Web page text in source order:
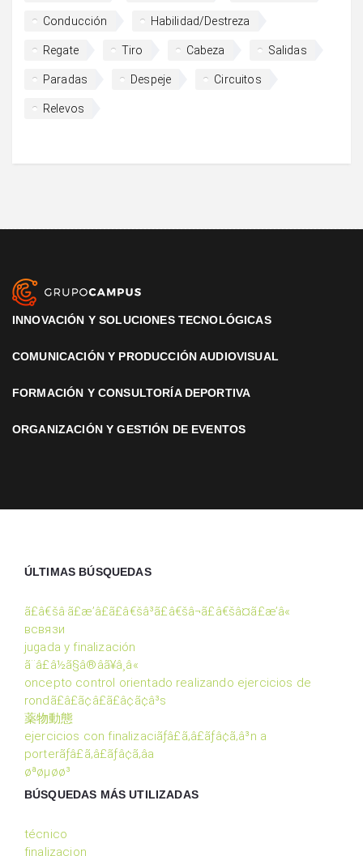
Conducción Habilidad/Destreza
Regate Tiro Cabeza Salidas
Paradas Despeje Circuitos
Relevos
INNOVACIÓN Y SOLUCIONES TECNOLÓGICAS
COMUNICACIÓN Y PRODUCCIÓN AUDIOVISUAL
FORMACIÓN Y CONSULTORÍA DEPORTIVA
ORGANIZACIÓN Y GESTIÓN DE EVENTOS
ÚLTIMAS BÚSQUEDAS
ã£â€šâ·ã£æ’â£ã£â€šâ³ã£â€šâ¬ã£â€šâ¤ã£æ’â«
всвязи
jugada y finalización
ã¨â£â½ã§â®â­ã¥â¸â«
oncepto control orientado realizando ejercicios de
rondã£â£ã¢â£ã£â¢ã¢â³s
薬物動態
ejercicios con finalizaciãƒâ£ã‚â£ãƒâ¢ã‚â³n a
porterãƒâ£ã‚â£ãƒâ¢ã‚âa
øªøµøø³
BÚSQUEDAS MÁS UTILIZADAS
técnico
finalizacion